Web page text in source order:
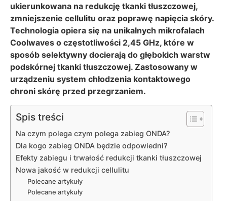
ukierunkowana na redukcję tkanki tłuszczowej,
zmniejszenie cellulitu oraz poprawę napięcia skóry.
Technologia opiera się na unikalnych mikrofalach
Coolwaves o częstotliwości 2,45 GHz, które w
sposób selektywny docierają do głębokich warstw
podskórnej tkanki tłuszczowej. Zastosowany w
urządzeniu system chłodzenia kontaktowego
chroni skórę przed przegrzaniem.
Spis treści
Na czym polega czym polega zabieg ONDA?
Dla kogo zabieg ONDA będzie odpowiedni?
Efekty zabiegu i trwałość redukcji tkanki tłuszczowej
Nowa jakość w redukcji cellulitu
Polecane artykuły
Polecane artykuły